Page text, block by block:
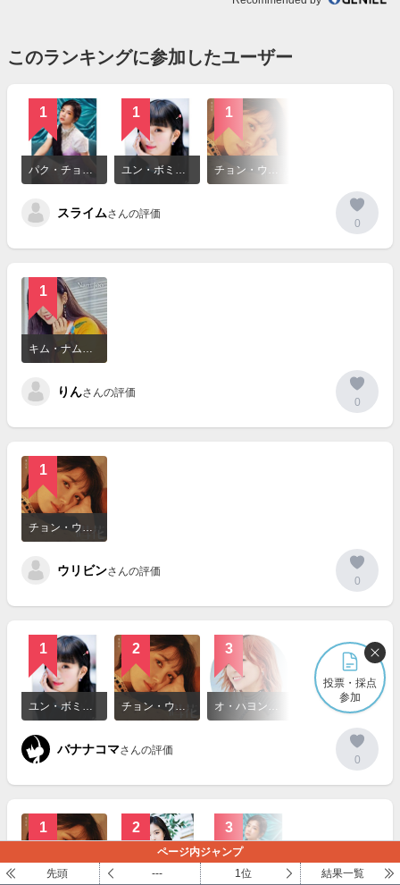
このランキングに参加したユーザー
1
パク・チョロン（Park ChoRong）
1
ユン・ボミ（Yoon BoMi）
1
チョン・ウンジ（Jeong EunJi）
スライムさんの評価
0
1
キム・ナムジュ（Kim NamJoo）
りんさんの評価
0
1
チョン・ウンジ（Jeong EunJi）
ウリビンさんの評価
0
1
ユン・ボミ（Yoon BoMi）
2
チョン・ウンジ（Jeong EunJi）
3
オ・ハヨン（Oh HaYoung）
バナナコマさんの評価
0
1 2 3
投票・採点
参加
ページ内ジャンプ
先頭
--- 1位 結果一覧